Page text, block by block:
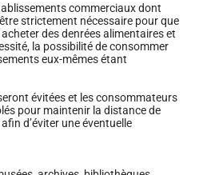
commerciaux dont
strictement nécessaire pour que
des denrées alimentaires et
la possibilité de consommer
eux-mêmes étant
évitées et les consommateurs
pour maintenir la distance de
d’éviter une éventuelle